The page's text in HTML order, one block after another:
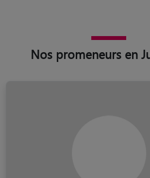
Nos promeneurs en